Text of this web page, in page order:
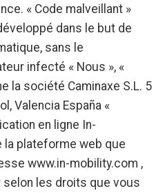
« Code malveillant »
dans le but de
sans le
infecté « Nous », «
la société Caminaxe S.L. 5
Valencia España «
en ligne In-
la plateforme web que
www.in-mobility.com ,
les droits que vous